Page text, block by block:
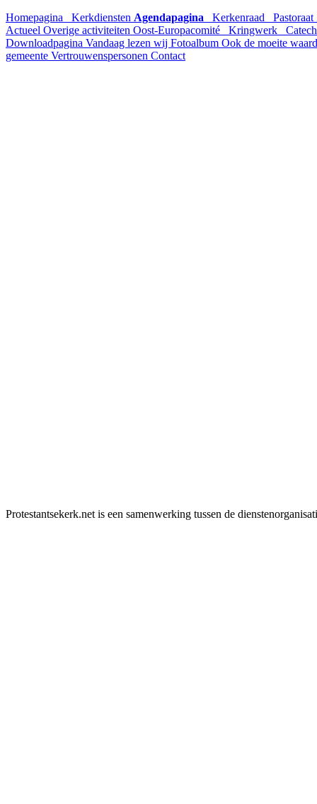
Homepagina Kerkdiensten Agendapagina Kerkenraad Pastoraat
Actueel Overige activiteiten Oost-Europacomité Kringwerk
Downloadpagina Vandaag lezen wij Fotoalbum Ook de moeite
gemeente Vertrouwenspersonen Contact
Protestantsekerk.net is een samenwerking tussen de